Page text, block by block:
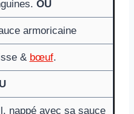
OU
armoricaine
& bœuf.
nappé avec sa sauce